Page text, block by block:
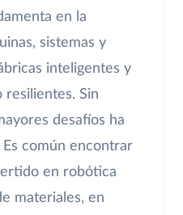
en la
sistemas y
inteligentes y
resilientes. Sin
desafíos ha
común encontrar
en robótica
materiales, en